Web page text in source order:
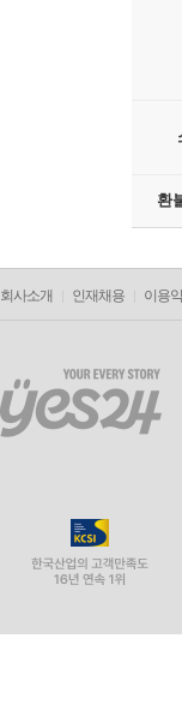
환
회사소개 인재채용 이용